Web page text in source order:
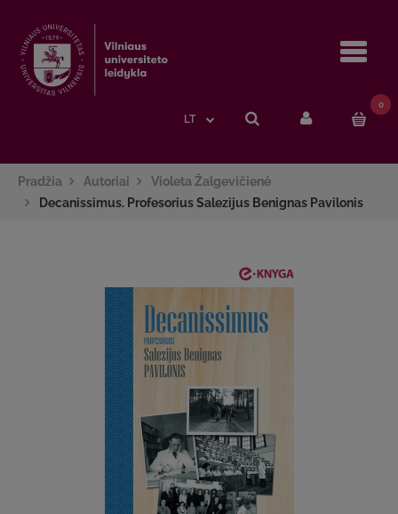
LT
0
Pradžia Autoriai
Violeta Žalgevičienė
Decanissimus. Profesorius Salezijus Benignas Pavilonis